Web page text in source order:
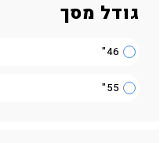
גודל מסך
46"
55"